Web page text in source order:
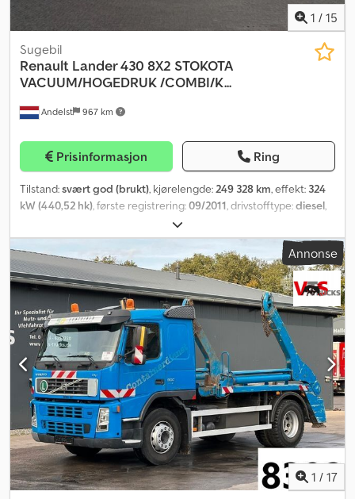
1 / 15
Andelst 967 km
Sugebil
Renault Lander 430 8X2 STOKOTA
VACUUM/HOGEDRUK /COMBI/K...
Prisinformasjon Ring
Tilstand:svært god (brukt), kjørelengde:249 328 km, effekt: 324
kW (440,52 hk), første registrering:09/2011, drivstofftype:diesel,
, akselkonfigurasjon:
akselavstand:5 650 mm, førerhus:sovehytte, girtype:mekanisk,
utslippsklasse:Euro 5 2011, Utstyr:ABS, aircondition,
cruise control, elektrisk justerbart speil, elektrisk
vindusregulering, parkeringsvarmer, partikkelfilter, spoiler,
tåkelys
Annonse
1 / 17